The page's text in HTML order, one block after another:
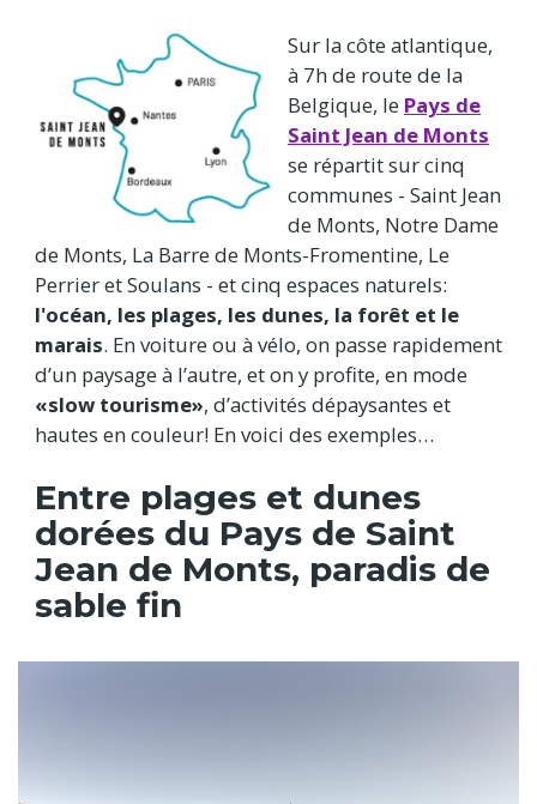
Sur la côte atlantique,
à 7h de route de la
Belgique, le Pays de
Saint Jean de Monts
se répartit sur cinq
communes - Saint Jean
de Monts, Notre Dame
de Monts, La Barre de Monts-Fromentine, Le
Perrier et Soulans - et cinq espaces naturels:
l'océan, les plages, les dunes, la forêt et le
marais. En voiture ou à vélo, on passe rapidement
d’un paysage à l’autre, et on y profite, en mode
«slow tourisme», d’activités dépaysantes et
hautes en couleur! En voici des exemples…
Entre plages et dunes
dorées du Pays de Saint
Jean de Monts, paradis de
sable fin